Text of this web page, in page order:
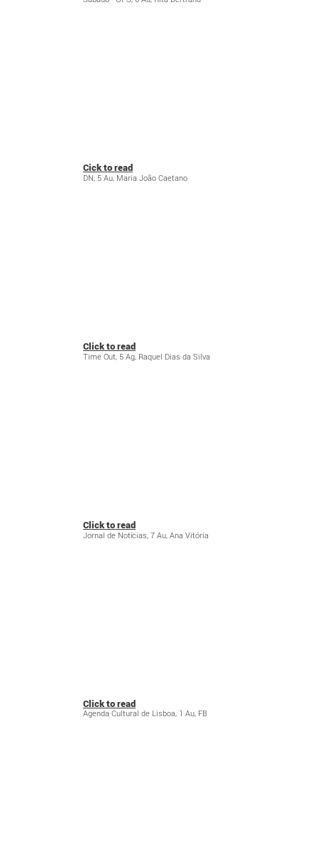
Cick to read
DN, 5 Au, Maria João Caetano
Click to read
Time Out, 5 Ag, Raquel Dias da Silva
Click to read
Jornal de Notícias, 7 Au, Ana Vitória
Click to read
Agenda Cultural de Lisboa, 1 Au, FB